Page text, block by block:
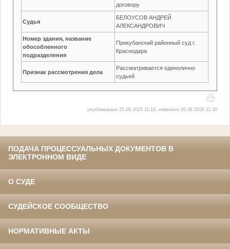
договору
Судья
БЕЛОУСОВ АНДРЕЙ
АЛЕКСАНДРОВИЧ
Номер здания, название
обособленного
подразделения
Прикубанский районный суд г.
Краснодара
Признак рассмотрения дела
Рассматривается единолично
судьей
опубликовано 25.08.2025 11:18, изменено 05.06.2026 11:30
ПОДАЧА ПРОЦЕССУАЛЬНЫХ ДОКУМЕНТОВ В
ЭЛЕКТРОННОМ ВИДЕ
О СУДЕ
СУДЕЙСКОЕ СООБЩЕСТВО
НОРМАТИВНЫЕ АКТЫ